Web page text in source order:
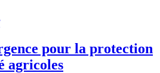
pour la protection
agricoles